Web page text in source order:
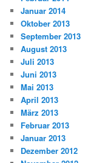
Januar 2014
Oktober 2013
September 2013
August 2013
Juli 2013
Juni 2013
Mai 2013
April 2013
März 2013
Februar 2013
Januar 2013
Dezember 2012